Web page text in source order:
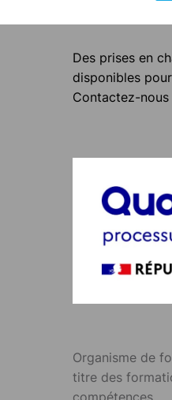
Des prises en
disponibles
Contactez-nous
Organisme de
titre des